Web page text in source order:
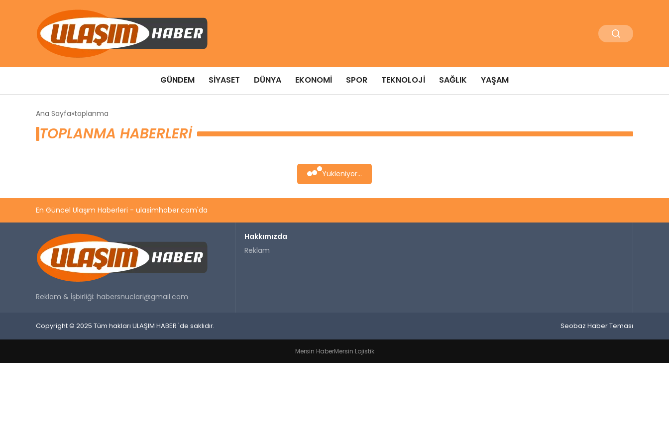
GÜNDEM SIYASET DÜNYA EKONOMI SPOR TEKNOLOJI SAĞLIK YAŞAM
Ana Sayfa toplanma
TOPLANMA HABERLERI
Yükleniyor...
En Güncel Ulaşım Haberleri - ulasimhaber.com'da
Reklam & İşbirliği: habersnuclari@gmail.com
Hakkımızda
Reklam
Copyright © 2025 Tüm hakları ULAŞIM HABER 'de saklıdır. Seobaz Haber Teması
Mersin HaberMersin Lojistik